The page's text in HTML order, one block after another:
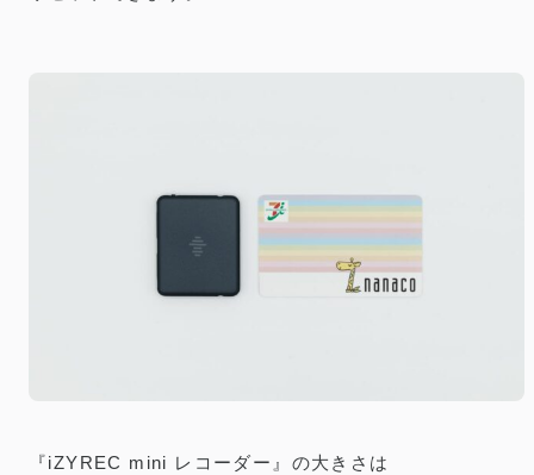
『iZYREC mini レコーダー』の大きさは